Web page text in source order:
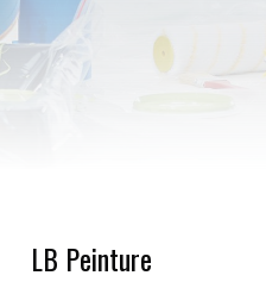
LB Peinture